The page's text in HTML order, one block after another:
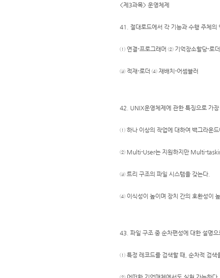
<제3과목> 운영체제
41. 절대로드에서 각 기능과 수행 주체의
① 연결-프로그래머 ② 기억장소할당-로더
③ 적재-로더 ④ 재배치-어셈블러
42. UNIX운영체제에 관한 특징으로 가
① 하나 이상의 작업에 대하여 백그라운
② Multi-User는 지원하지만 Multi-
③ 트리 구조의 파일 시스템을 갖는다.
④ 이식성이 높이며 장치 간의 호환성이
43. 파일 구조 중 순차편성에 대한 설명
① 특정 레코드를 검색할 때, 순차적 검색